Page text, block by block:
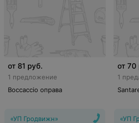
от 81 руб.
1 предложение
Boccaccio оправа
«УП Гродвижн»
от 70
1
«УП